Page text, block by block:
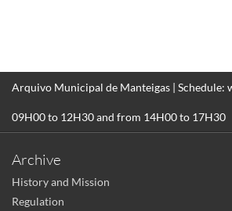
Arquivo Municipal de Manteigas | Schedule:
09H00 to 12H30 and from 14H00 to 17H30
Archive
History and Mission
Regulation